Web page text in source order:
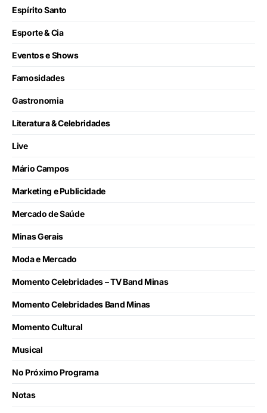
Espírito Santo
Esporte & Cia
Eventos e Shows
Famosidades
Gastronomia
Literatura & Celebridades
Live
Mário Campos
Marketing e Publicidade
Mercado de Saúde
Minas Gerais
Moda e Mercado
Momento Celebridades – TV Band Minas
Momento Celebridades Band Minas
Momento Cultural
Musical
No Próximo Programa
Notas